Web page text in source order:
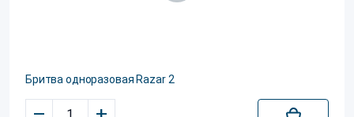
Бритва одноразовая Razar 2